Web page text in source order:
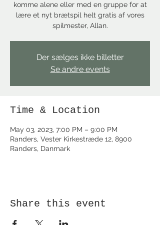
komme alene eller med en gruppe for at
lære et nyt brætspil helt gratis af vores
spilmester, Allan.
Der sælges ikke billetter
Se andre events
Time & Location
May 03, 2023, 7:00 PM – 9:00 PM
Randers, Vester Kirkestræde 12, 8900
Randers, Danmark
Share this event